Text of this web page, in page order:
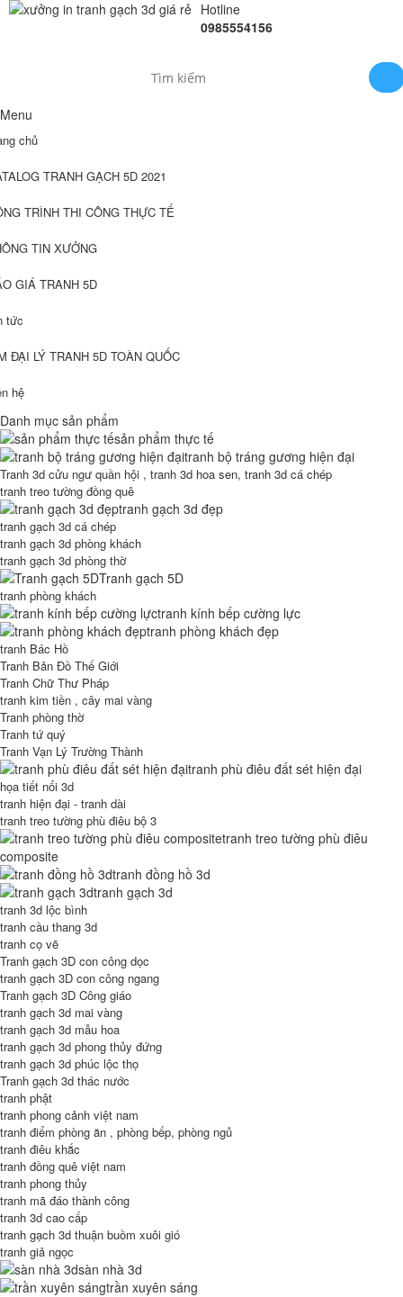
Hotline
0985554156
Menu
chủ
TRANH GẠCH 5D 2021
TRÌNH THI CÔNG THỰC TẾ
TIN XƯỞNG
GIÁ TRANH 5D
tức
ĐẠI LÝ TRANH 5D TOÀN QUỐC
hệ
Danh mục sản phẩm
sản phẩm thực tế
tranh bộ tráng gương hiện đại
Tranh 3d cửu ngư quần hội , tranh 3d hoa sen, tranh 3d cá chép
tranh treo tường đồng quê
tranh gạch 3d đẹp
tranh gạch 3d cá chép
tranh gạch 3d phòng khách
tranh gạch 3d phòng thờ
Tranh gạch 5D
tranh phòng khách
tranh kính bếp cường lực
tranh phòng khách đẹp
tranh Bác Hồ
Tranh Bản Đồ Thế Giới
Tranh Chữ Thư Pháp
tranh kim tiền , cây mai vàng
Tranh phòng thờ
Tranh tứ quý
Tranh Vạn Lý Trường Thành
tranh phù điêu đất sét hiện đại
họa tiết nổi 3d
tranh hiện đại - tranh dài
tranh treo tường phù điêu bộ 3
tranh treo tường phù điêu
composite
tranh đồng hồ 3d
tranh gạch 3d
tranh 3d lộc bình
tranh cầu thang 3d
tranh cọ vẽ
Tranh gạch 3D con công dọc
tranh gạch 3D con công ngang
Tranh gạch 3D Công giáo
tranh gạch 3d mai vàng
tranh gạch 3d mẫu hoa
tranh gạch 3d phong thủy đứng
tranh gạch 3d phúc lộc thọ
Tranh gạch 3d thác nước
tranh phật
tranh phong cảnh việt nam
tranh điểm phòng ăn , phòng bếp, phòng ngủ
tranh điêu khắc
tranh đồng quê việt nam
tranh phong thủy
tranh mã đáo thành công
tranh 3d cao cấp
tranh gạch 3d thuận buồm xuôi gió
tranh giả ngọc
sàn nhà 3d
trần xuyên sáng